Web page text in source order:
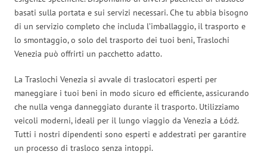
basati sulla portata e sui servizi necessari. Che tu abbia bisogno
di un servizio completo che includa l’imballaggio, il trasporto e
lo smontaggio, o solo del trasporto dei tuoi beni, Traslochi
Venezia può offrirti un pacchetto adatto.
La Traslochi Venezia si avvale di traslocatori esperti per
maneggiare i tuoi beni in modo sicuro ed efficiente, assicurando
che nulla venga danneggiato durante il trasporto. Utilizziamo
veicoli moderni, ideali per il lungo viaggio da Venezia a Łódź.
Tutti i nostri dipendenti sono esperti e addestrati per garantire
un processo di trasloco senza intoppi.